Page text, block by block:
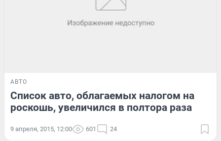
АВТО
Список авто, облагаемых налогом на
роскошь, увеличился в полтора раза
9 апреля, 2015, 12:00 601 24